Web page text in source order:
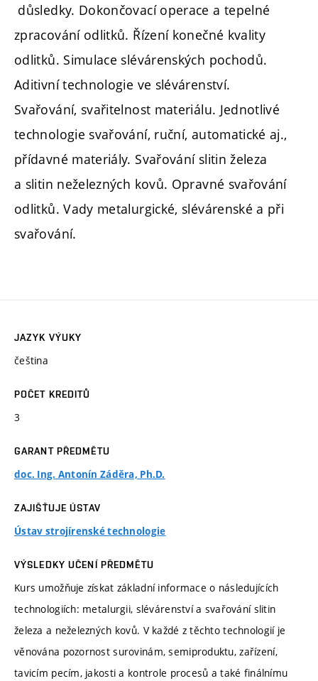
důsledky. Dokončovací operace a tepelné
zpracování odlitků. Řízení konečné kvality
odlitků. Simulace slévárenských pochodů.
Aditivní technologie ve slévárenství.
Svařování, svařitelnost materiálu. Jednotlivé
technologie svařování, ruční, automatické aj.,
přídavné materiály. Svařování slitin železa
a slitin neželezných kovů. Opravné svařování
odlitků. Vady metalurgické, slévárenské a při
svařování.
JAZYK VÝUKY
čeština
POČET KREDITŮ
3
GARANT PŘEDMĚTU
doc. Ing. Antonín Záděra, Ph.D.
ZAJIŠŤUJE ÚSTAV
Ústav strojírenské technologie
VÝSLEDKY UČENÍ PŘEDMĚTU
Kurs umožňuje získat základní informace o následujících
technologiích: metalurgii, slévárenství a svařování slitin
železa a neželezných kovů. V každé z těchto technologií je
věnována pozornost surovinám, semiproduktu, zařízení,
tavicím pecím, jakosti a kontrole procesů a také finálnímu